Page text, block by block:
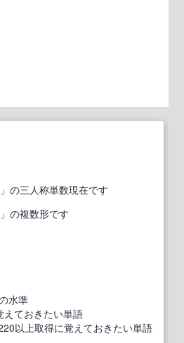
」の三人称単数現在です
」の複数形です
水準
えておきたい単語
以上取得に覚えておきたい単語